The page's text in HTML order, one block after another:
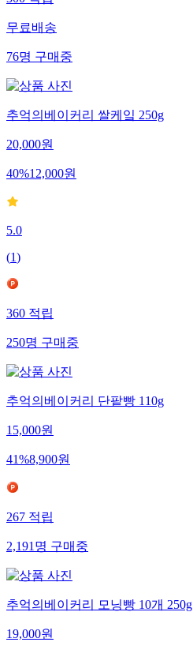
300적립
무료배송
76명구매중
추억의베이커리 쌀케잌 250g
20,000원
40%12,000원
5.0
(1)
360적립
250명구매중
추억의베이커리 단팥빵 110g
15,000원
41%8,900원
267적립
2,191명구매중
추억의베이커리 모닝빵 10개 250g
19,000원